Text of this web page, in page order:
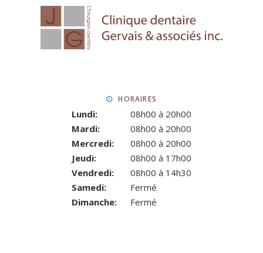
HORAIRES
Lundi:
08h00 à 20h00
Mardi:
08h00 à 20h00
Mercredi:
08h00 à 20h00
Jeudi:
08h00 à 17h00
Vendredi:
08h00 à 14h30
Samedi:
Fermé
Dimanche:
Fermé